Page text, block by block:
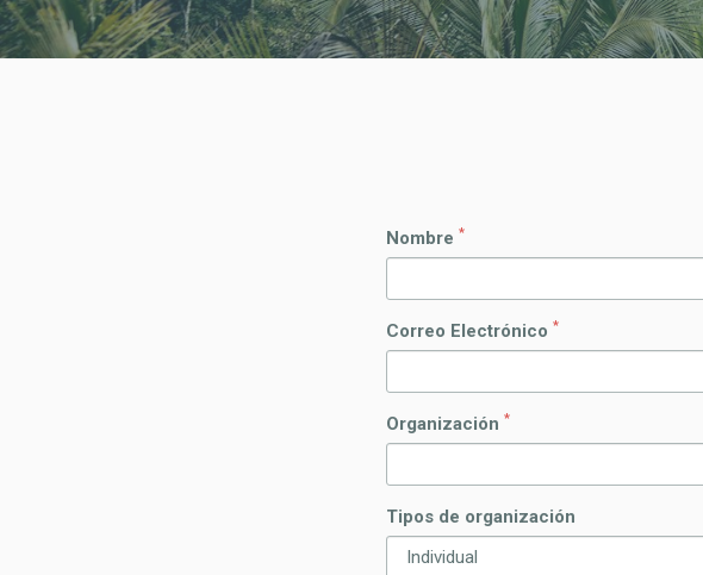
Nombre *
Correo Electrónico *
Organización *
Tipos de organización